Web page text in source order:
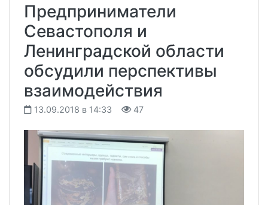
Предприниматели
Севастополя и
Ленинградской области
обсудили перспективы
взаимодействия
13.09.2018 в 14:33 47